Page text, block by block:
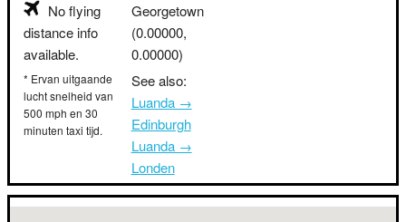
No flying
distance info
available.
* Ervan uitgaande
lucht snelheid van
500 mph en 30
minuten taxi tijd.
Georgetown
(0.00000,
0.00000)
See also:
Luanda →
Edinburgh
Luanda →
Londen